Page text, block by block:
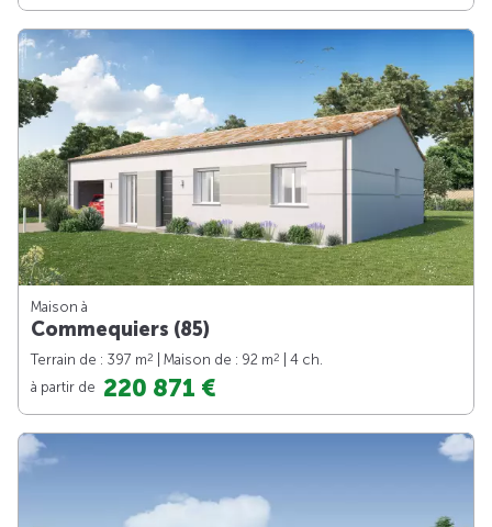
Maison à
Commequiers (85)
Terrain de : 397 m2 | Maison de : 92 m2
| 4 ch.
à partir de 220 871 €